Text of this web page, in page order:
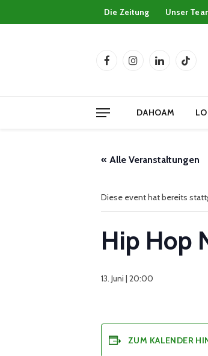
Die Zeitung Unser
FacebookInstagramLinkedInTikTok
DAHOAM
« Alle Veranstaltungen
Diese event hat bereits
Hip Hop
13. Juni | 20:00
ZUM KALENDER